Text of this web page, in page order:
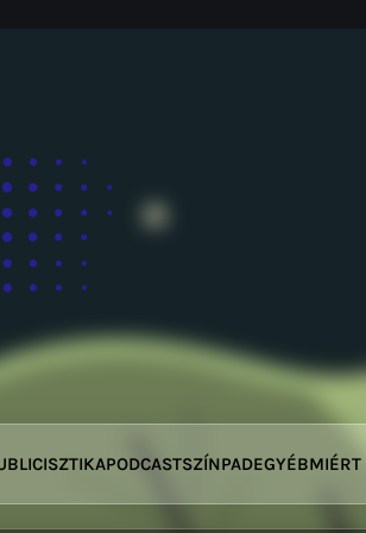
PODCASTSZÍNPADEGYÉBMIÉRT